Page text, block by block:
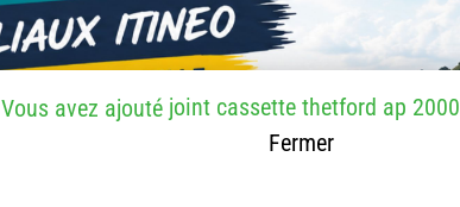
Vous avez ajouté joint cassette thetford ap 2000
Fermer